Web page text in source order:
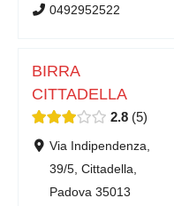
0492952522
BIRRA
CITTADELLA
2.8 5
Via Indipendenza,
39/5, Cittadella,
Padova 35013